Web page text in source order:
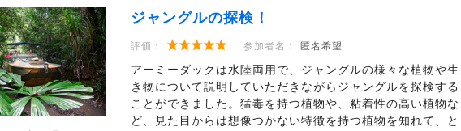
ジャングルの探検！
評価： 参加者名： 匿名希望
アーミーダックは水陸両用で、ジャングルの様々な植物や生
き物について説明していただきながらジャングルを探検する
ことができました。猛毒を持つ植物や、粘着性の高い植物な
ど、見た目からは想像つかない特徴を持つ植物を知れて、と